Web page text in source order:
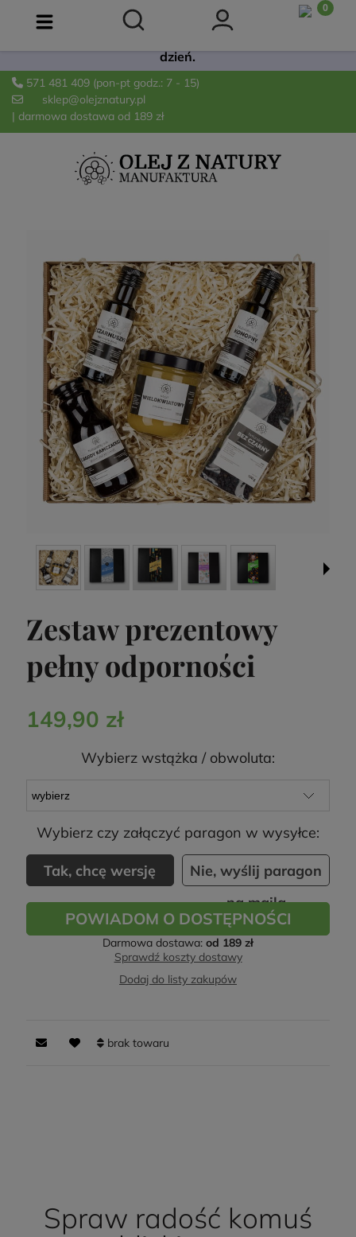
Już dostępna! 🫒 Łagodna oliwa Extra Virgin z
dzień.
571 481 409 (pon-pt godz.: 7 - 15)
sklep@olejznatury.pl
| darmowa dostawa od 189 zł
Zestaw prezentowy
pełny odporności
149,90 zł
Wybierz wstążka / obwoluta:
Wybierz czy załączyć paragon w wysyłce:
Tak, chcę wersję
papierową
Nie, wyślij paragon
na maila
POWIADOM O DOSTĘPNOŚCI
Darmowa dostawa: od 189 zł
Sprawdź koszty dostawy
Dodaj do listy zakupów
brak towaru
Spraw radość komuś